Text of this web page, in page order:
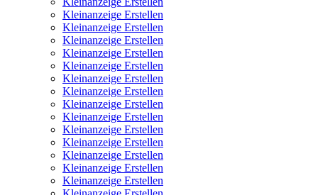
Kleinanzeige Erstellen
Kleinanzeige Erstellen
Kleinanzeige Erstellen
Kleinanzeige Erstellen
Kleinanzeige Erstellen
Kleinanzeige Erstellen
Kleinanzeige Erstellen
Kleinanzeige Erstellen
Kleinanzeige Erstellen
Kleinanzeige Erstellen
Kleinanzeige Erstellen
Kleinanzeige Erstellen
Kleinanzeige Erstellen
Kleinanzeige Erstellen